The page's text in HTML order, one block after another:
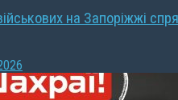
на Запоріжжі